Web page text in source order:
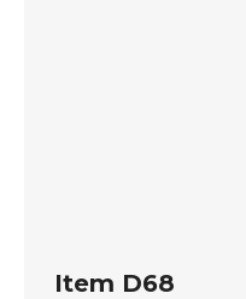
Item D68